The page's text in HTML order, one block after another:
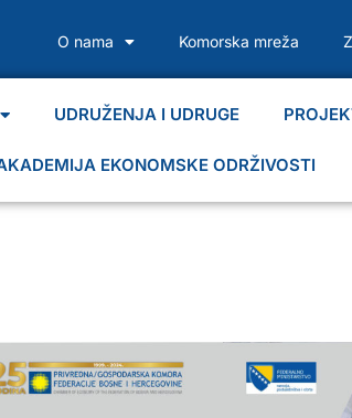
O nama Komorska mreža
UDRUŽENJA I UDRUGE
EKONOMSKE ODRŽIVOSTI